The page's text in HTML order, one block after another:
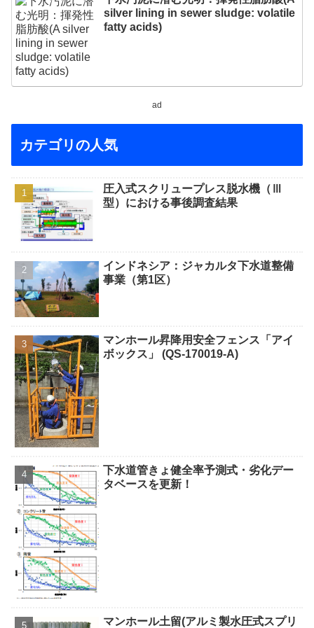
silver lining in sewer sludge: volatile
fatty acids)
ad
カテゴリの人気
圧入式スクリュープレス脱水機（Ⅲ
型）における事後調査結果
インドネシア：ジャカルタ下水道整備
事業（第1区）
マンホール昇降用安全フェンス「アイ
ボックス」 (QS-170019-A)
下水道管きょ健全率予測式・劣化デー
タベースを更新！
マンホール土留(アルミ製水圧式スプリ